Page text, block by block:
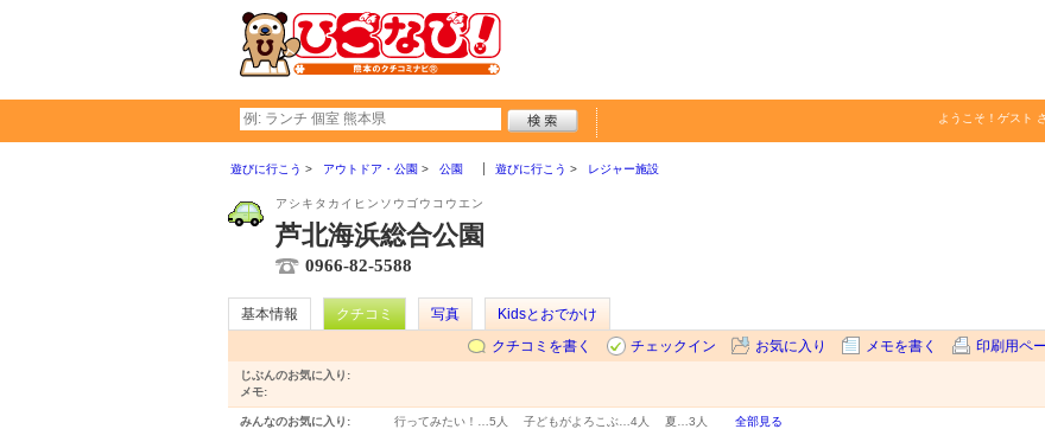
ようこそ！ ゲスト
遊びに行こう アウトドア・公園 公園 遊びに行こう レジャー施設
アシキタカイヒンソウゴウコウエン
芦北海浜総合公園
0966-82-5588
基本情報 クチコミ 写真
Kidsとおでかけ
クチコミを書く
チェックイン お気に入り メモを書く 印刷用ペ
じぶんのお気に入り:
メモ:
みんなのお気に入り: 行ってみたい！… 5人 子どもがよろこぶ… 4人 夏… 3人 全部見る